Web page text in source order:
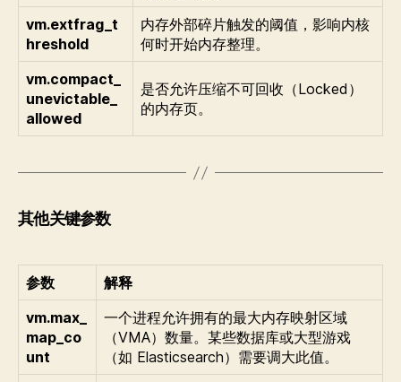
vm.extfrag_t
hreshold
内存外部碎片触发的阈值，影响内核
何时开始内存整理。
vm.compact_
unevictable_
allowed
是否允许压缩不可回收（Locked）
的内存页。
其他关键参数
参数
解释
vm.max_
map_co
unt
一个进程允许拥有的最大内存映射区域
（VMA）数量。某些数据库或大型游戏
（如 Elasticsearch）需要调大此值。